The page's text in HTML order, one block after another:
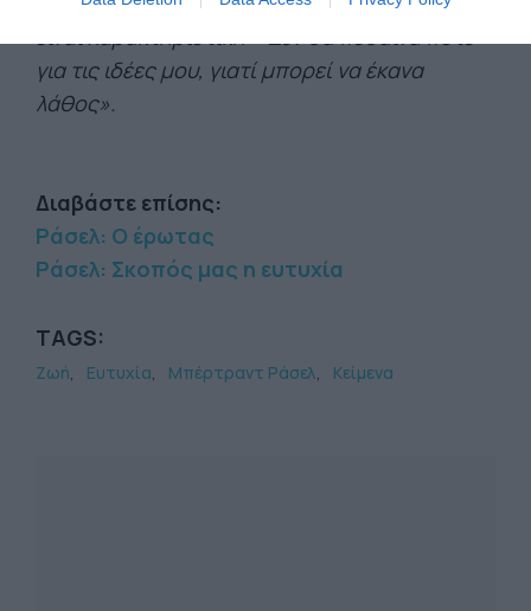
είναι χαρακτηριστική: «Δεν θα πέθαινα ποτέ
για τις ιδέες μου, γιατί μπορεί να έκανα
λάθος».
Διαβάστε επίσης:
Ράσελ: Ο έρωτας
Ράσελ: Σκοπός μας η ευτυχία
TAGS:
Ζωή Ευτυχία Μπέρτραντ Ράσελ Κείμενα